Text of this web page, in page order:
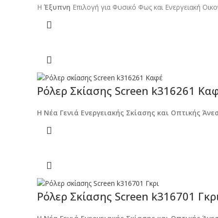
Η Έξυπνη Επιλογή για Φυσικό Φως και Ενεργειακή
Ρόλερ Σκίασης Screen k316261
Η Νέα Γενιά Ενεργειακής Σκίασης και Οπτικής
Ρόλερ Σκίασης Screen k316701